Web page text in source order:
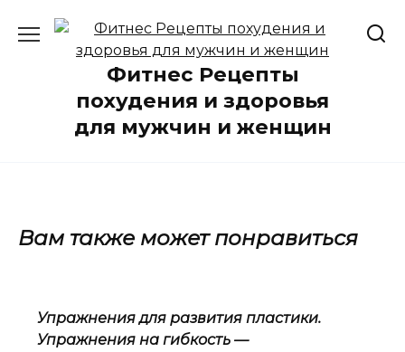
содержанию
Фитнес Рецепты
похудения и здоровья
для мужчин и женщин
Вам также может понравиться
Упражнения для развития пластики.
Упражнения на гибкость —